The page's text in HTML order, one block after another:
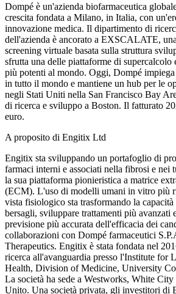
Dompé è un'azienda biofarmaceutica
crescita fondata a Milano, in Italia, con
innovazione medica. Il dipartimento di
dell'azienda è ancorato a EXSCALATE,
screening virtuale basata sulla struttura
sfrutta una delle piattaforme di
più potenti al mondo. Oggi, Dompé
in tutto il mondo e mantiene un hub per le
negli Stati Uniti nella San Francisco Bay
di ricerca e sviluppo a Boston. Il fatturato
euro.
A proposito di Engitix Ltd
Engitix sta sviluppando un portafoglio di
farmaci interni e associati nella fibrosi e nei
la sua piattaforma pionieristica a matrice
(ECM). L'uso di modelli umani in vitro più
vista fisiologico sta trasformando la
bersagli, sviluppare trattamenti più avanzati
previsione più accurata dell'efficacia dei
collaborazioni con Dompé farmaceutici
Therapeutics. Engitix è stata fondata nel
ricerca all'avanguardia presso l'Institute for
Health, Division of Medicine, University
La società ha sede a Westworks, White
Unito. Una società privata, gli investitori di